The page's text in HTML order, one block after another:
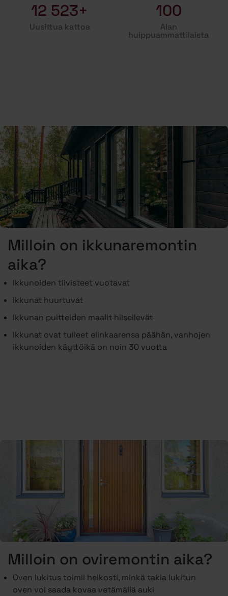
12 523+
Uusittua kattoa
100
Alan
huippuammattilaista
Milloin on ikkunaremontin
aika?
Ikkunoiden tiivisteet vuotavat
Ikkunat huurtuvat
Ikkunan puitteiden maalit hilseilevät
Ikkunat ovat tulleet elinkaarensa päähän, vanhojen
ikkunoiden käyttöikä on noin 30 vuotta
Milloin on oviremontin aika?
Oven lukitus toimii heikosti, minkä takia lukitun
oven voi saada kovaa vetämällä auki